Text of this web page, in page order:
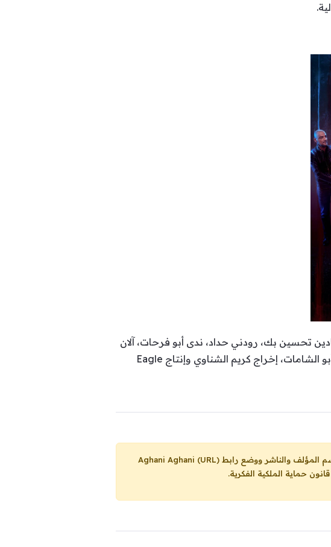
تحسين بك، رودني حداد، ندى أبو فرحات، آلان
سعادة، علي منيمنة، فادي أبي سمرا، وسام فارس، رودريغ سليمان وغيرهم، تأليف إياد أبو الشامات، إخراج كريم الشناوي وإنتاج Eagle
Aghani Aghani (URL)
حماية الملكية الفكرية.